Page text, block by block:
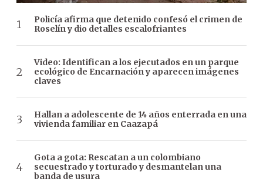
Policía afirma que detenido confesó el crimen de
Roselín y dio detalles escalofriantes
Video: Identifican a los ejecutados en un parque
ecológico de Encarnación y aparecen imágenes
claves
Hallan a adolescente de 14 años enterrada en una
vivienda familiar en Caazapá
Gota a gota: Rescatan a un colombiano
secuestrado y torturado y desmantelan una
banda de usura